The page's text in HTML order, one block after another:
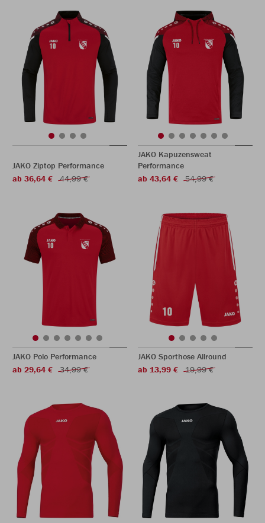
JAKO Ziptop Performance
ab 36,64 €
44,99 €
JAKO Kapuzensweat
Performance
ab 43,64 €
54,99 €
JAKO Polo Performance
ab 29,64 €
34,99 €
JAKO Sporthose Allround
ab 13,99 €
19,99 €